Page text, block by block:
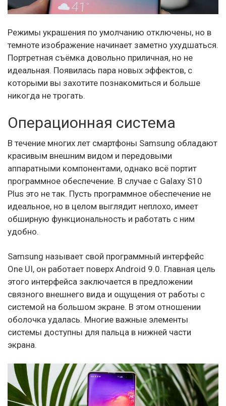
Режимы украшения по умолчанию отключены, но в
темноте изображение начинает заметно ухудшаться.
Портретная съёмка довольно приличная, но не
идеальная. Появилась пара новых эффектов, с
которыми вы захотите познакомиться и больше
никогда не трогать.
Операционная система
В течение многих лет смартфоны Samsung обладают
красивым внешним видом и передовыми
аппаратными компонентами, однако всё портит
программное обеспечение. В случае с Galaxy S10
Plus это не так. Пусть программное обеспечение не
идеальное, но в целом выглядит неплохо, имеет
обширную функциональность и работать с ним
удобно.
Samsung называет свой программный интерфейс
One UI, он работает поверх Android 9.0. Главная цель
этого интерфейса заключается в предложении
связного внешнего вида и ощущения от работы с
системой на большом экране. В этом отношении
оболочка удалась. Многие важные элементы
системы доступны для пальца в нижней части
экрана.